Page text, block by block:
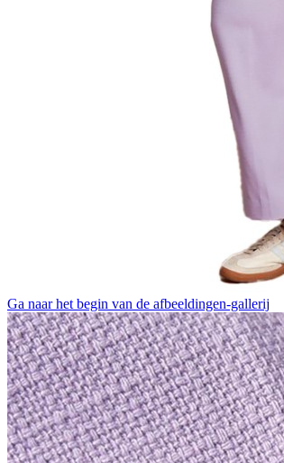
Ga naar het begin van de afbeeldingen-gallerij